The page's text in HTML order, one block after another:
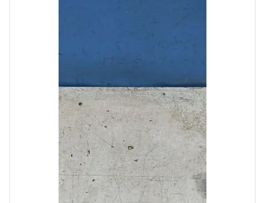
б/у
Топливная рампа Kia SOUL 2 2013-2016